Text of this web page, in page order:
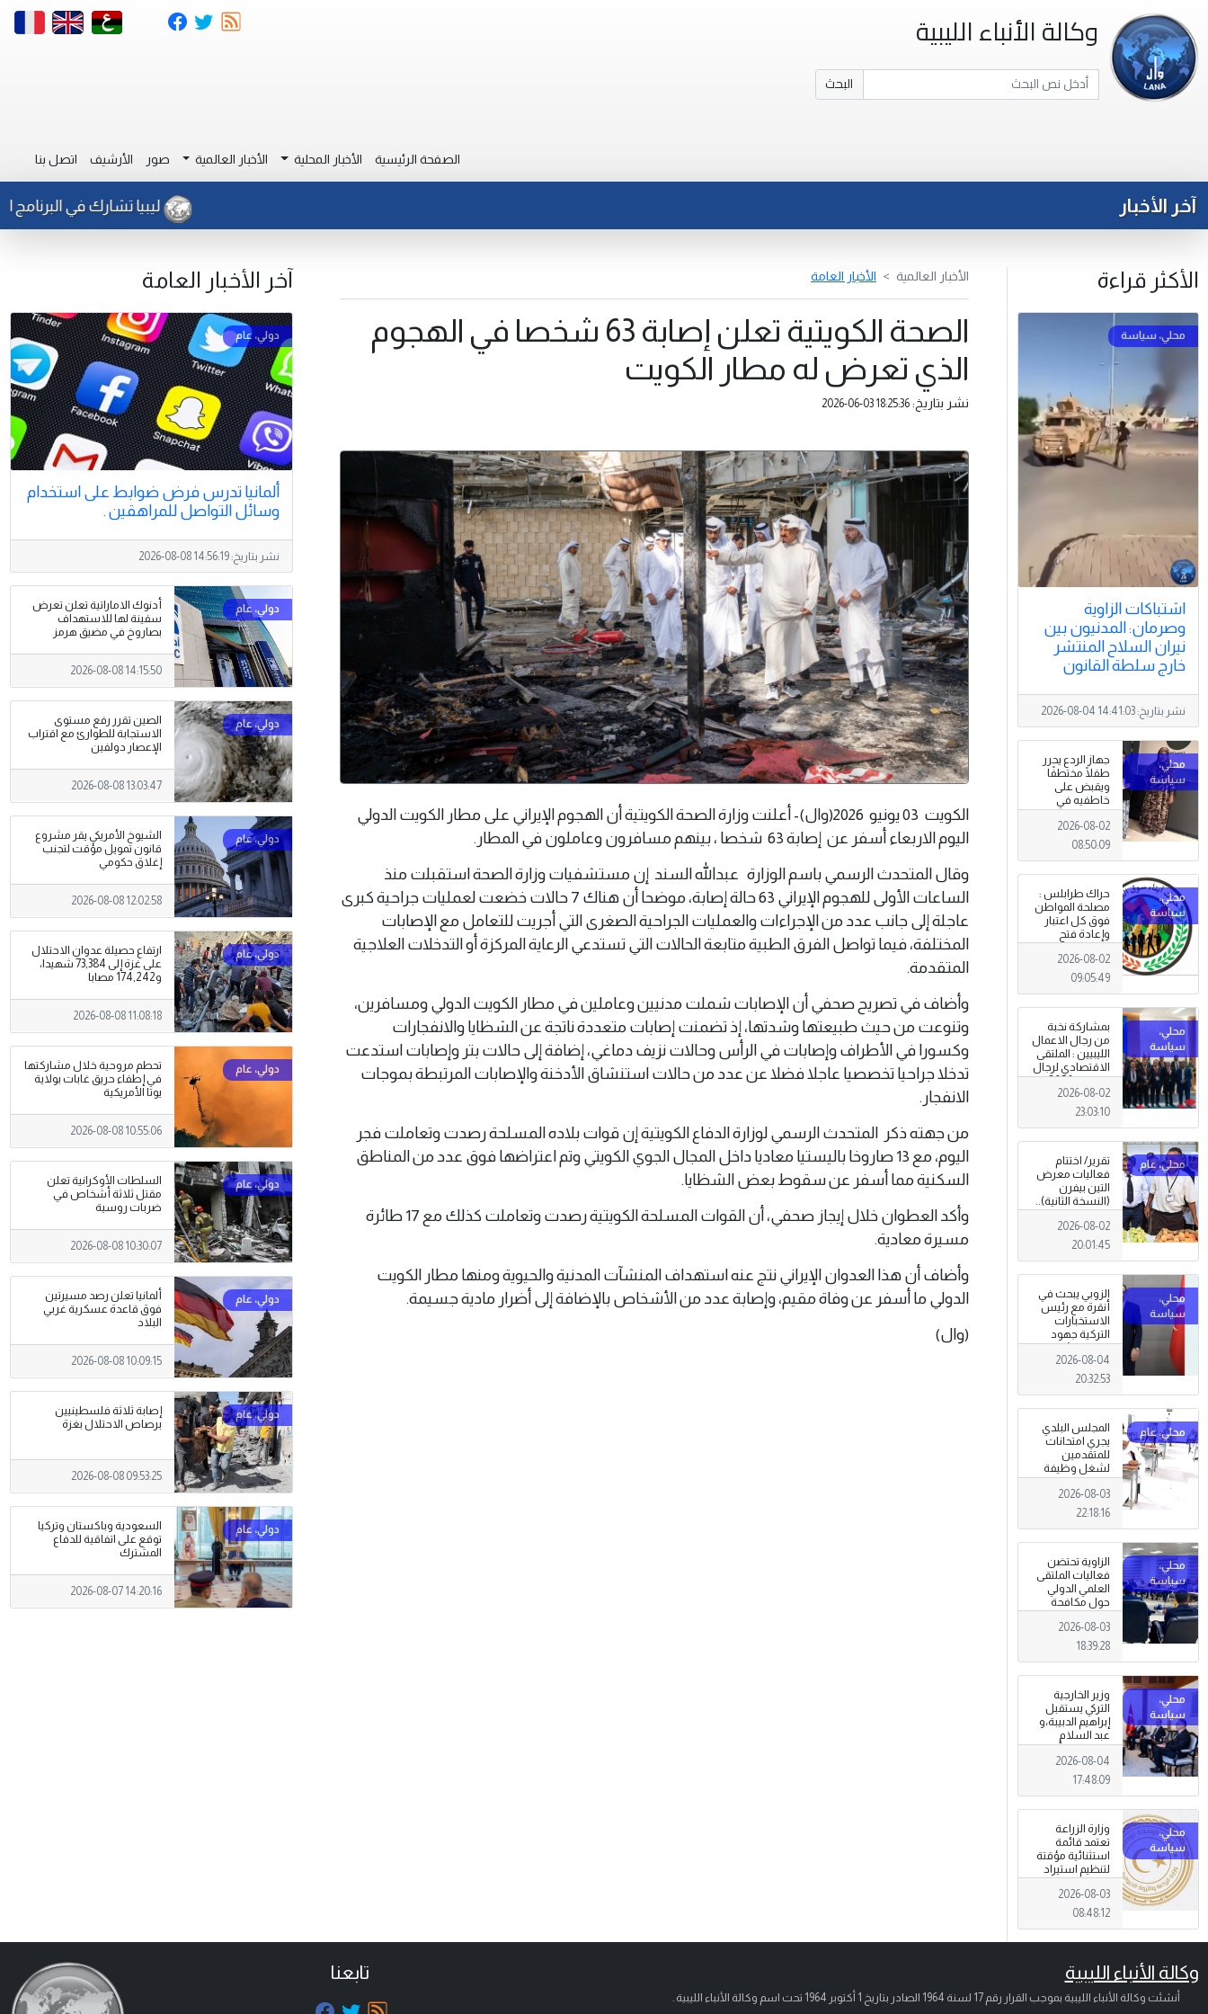
وكالة الأنباء الليبية
البحث
الصفحة الرئيسية الأخبار المحلية الأخبار العالمية صور الأرشيف اتصل بنا
آخر الأخبار ليبيا تشارك في البرنامج
الأكثر قراءة
اشتباكات الزاوية
وصرمان: المدنيون بين
نيران السلاح المنتشر
خارج سلطة القانون
نشر بتاريخ:2026-08-04 14:41:03
جهاز الردع يحرر
طفلًا مختطفًا
ويقبض على
خاطفيه في
طرابلس
2026-08-02
08:50:09
حراك طرابلس :
مصلحة المواطن
فوق كل اعتبار
وإعادة فتح
المؤسسات
جاءت استجابةً
للإرادة الشعبية
2026-08-02
09:05:49
بمشاركة نخبة
من رجال الاعمال
الليبيين : الملتقى
الاقتصادي لرجال
الاعمال 2026
تبدأ فعاليات
بمدينة سرت .
2026-08-02
23:03:10
تقرير/ اختتام
فعاليات معرض
التين بيفرن
(النسخة الثانية)..
تظاهرة وطنية
وصمود
للمزارعين في
2026-08-02
20:01:45
الزوبي يبحث في
أنقرة مع رئيس
الاستخبارات
التركية جهود
توحيد المؤسسة
العسكرية على
أسس مهنية
2026-08-04
20:32:53
المجلس البلدي
يجري امتحانات
للمتقدمين
لشغل وظيفة
مختار محلة .
2026-08-03
22:18:16
الزاوية تحتضن
فعاليات الملتقى
العلمي الدولي
حول مكافحة
الجرائم المالية
وتهديدات الأمن
القومي
2026-08-03
18:39:28
وزير الخارجية
التركي يستقبل
إبراهيم الدبيبة،و
عبد السلام
الزوبي في أنقرة
2026-08-04
17:48:09
وزارة الزراعة
تعتمد قائمة
استثنائية مؤقتة
لتنظيم استيراد
وتداول المبيدات
الزراعية
2026-08-03
08:48:12
الأخبار العالمية الأخبار العامة
الصحة الكويتية تعلن إصابة 63 شخصا في الهجوم
الذي تعرض له مطار الكويت
نشر بتاريخ: 2026-06-03 18:25:36
الكويت 03 يونيو 2026(وال)- أعلنت وزارة الصحة الكويتية أن الهجوم الإيراني على مطار الكويت الدولي
اليوم الاربعاء أسفر عن إصابة 63 شخصا ، بينهم مسافرون وعاملون في المطار.
وقال المتحدث الرسمي باسم الوزارة عبدالله السند إن مستشفيات وزارة الصحة استقبلت منذ
الساعات الأولى للهجوم الإيراني 63 حالة إصابة، موضحا أن هناك 7 حالات خضعت لعمليات جراحية كبرى
عاجلة إلى جانب عدد من الإجراءات والعمليات الجراحية الصغرى التي أجريت للتعامل مع الإصابات
المختلفة، فيما تواصل الفرق الطبية متابعة الحالات التي تستدعي الرعاية المركزة أو التدخلات العلاجية
المتقدمة.
وأضاف في تصريح صحفي أن الإصابات شملت مدنيين وعاملين في مطار الكويت الدولي ومسافرين،
وتنوعت من حيث طبيعتها وشدتها، إذ تضمنت إصابات متعددة ناتجة عن الشظايا والانفجارات
وكسورا في الأطراف وإصابات في الرأس وحالات نزيف دماغي، إضافة إلى حالات بتر وإصابات استدعت
تدخلا جراحيا تخصصيا عاجلا فضلا عن عدد من حالات استنشاق الأدخنة والإصابات المرتبطة بموجات
الانفجار.
من جهته ذكر المتحدث الرسمي لوزارة الدفاع الكويتية إن قوات بلاده المسلحة رصدت وتعاملت فجر
اليوم، مع 13 صاروخا باليستيا معاديا داخل المجال الجوي الكويتي وتم اعتراضها فوق عدد من المناطق
السكنية مما أسفر عن سقوط بعض الشظايا.
وأكد العطوان خلال إيجاز صحفي، أن القوات المسلحة الكويتية رصدت وتعاملت كذلك مع 17 طائرة
مسيرة معادية.
وأضاف أن هذا العدوان الإيراني نتج عنه استهداف المنشآت المدنية والحيوية ومنها مطار الكويت
الدولي ما أسفر عن وفاة مقيم، وإصابة عدد من الأشخاص بالإضافة إلى أضرار مادية جسيمة.
(وال)
آخر الأخبار العامة
ألمانيا تدرس فرض ضوابط على استخدام
وسائل التواصل للمراهقين .
نشر بتاريخ:2026-08-08 14:56:19
أدنوك الاماراتية تعلن تعرض
سفينة لها للاستهداف
بصاروخ في مضيق هرمز
2026-08-08 14:15:50
الصين تقرر رفع مستوى
الاستجابة للطوارئ مع اقتراب
الإعصار دولفين
2026-08-08 13:03:47
الشيوخ الأمريكي يقر مشروع
قانون تمويل مؤقت لتجنب
إغلاق حكومي
2026-08-08 12:02:58
ارتفاع حصيلة عدوان الاحتلال
على غزة إلى 73,384 شهيدا،
و174,242 مصابا
2026-08-08 11:08:18
تحطم مروحية خلال مشاركتها
في إطفاء حريق غابات بولاية
يوتا الأمريكية
2026-08-08 10:55:06
السلطات الأوكرانية تعلن
مقتل ثلاثة أشخاص في
ضربات روسية
2026-08-08 10:30:07
ألمانيا تعلن رصد مسيرتين
فوق قاعدة عسكرية غربي
البلاد
2026-08-08 10:09:15
إصابة ثلاثة فلسطينيين
برصاص الاحتلال بغزة
2026-08-08 09:53:25
السعودية وباكستان وتركيا
توقع على اتفاقية للدفاع
المشترك
2026-08-07 14:20:16
وكالة الأنباء الليبية
أنشئت وكالة الأنباء الليبية بموجب القرار رقم 17 لسنة 1964 الصادر بتاريخ 1 أكتوبر 1964 تحت اسم وكالة الأنباء الليبية .
تابعنا